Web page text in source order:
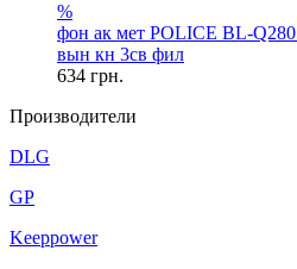
%
фон ак мет POLICE BL-
вын кн 3св фил
634 грн.
Производители
DLG
GP
Keeppower